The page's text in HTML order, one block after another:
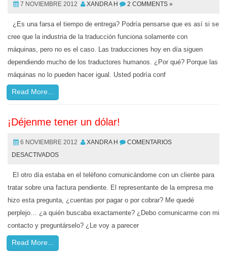
7 NOVIEMBRE 2012 XANDRA H 2 COMMENTS »
¿Es una farsa el tiempo de entrega? Podría pensarse que es así si se
cree que la industria de la traducción funciona solamente con
máquinas, pero no es el caso. Las traducciones hoy en día siguen
dependiendo mucho de los traductores humanos. ¿Por qué? Porque las
máquinas no lo pueden hacer igual. Usted podría conf
Read More...
¡Déjenme tener un dólar!
6 NOVIEMBRE 2012 XANDRA H
COMENTARIOS
DESACTIVADOS
El otro día estaba en el teléfono comunicándome con un cliente para
tratar sobre una factura pendiente. El representante de la empresa me
hizo esta pregunta, ¿cuentas por pagar o por cobrar? Me quedé
perplejo… ¿a quién buscaba exactamente? ¿Debo comunicarme con mi
contacto y preguntárselo? ¿Le voy a parecer
Read More...